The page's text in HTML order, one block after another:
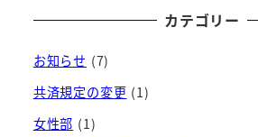
カテゴリー
お知らせ (7)
共済規定の変更 (1)
女性部 (1)